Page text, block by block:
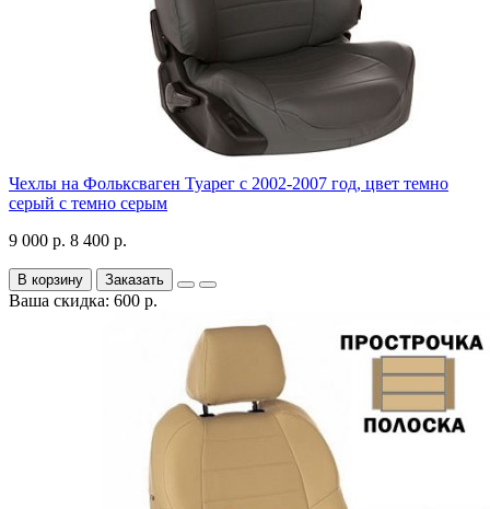
Чехлы на Фольксваген Туарег с 2002-2007 год, цвет темно
серый с темно серым
9 000 р. 8 400 р.
В корзину Заказать
Ваша скидка: 600 р.